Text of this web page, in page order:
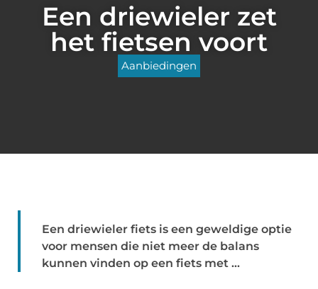
Een driewieler zet
het fietsen voort
Aanbiedingen
Een driewieler fiets is een geweldige optie
voor mensen die niet meer de balans
kunnen vinden op een fiets met ...